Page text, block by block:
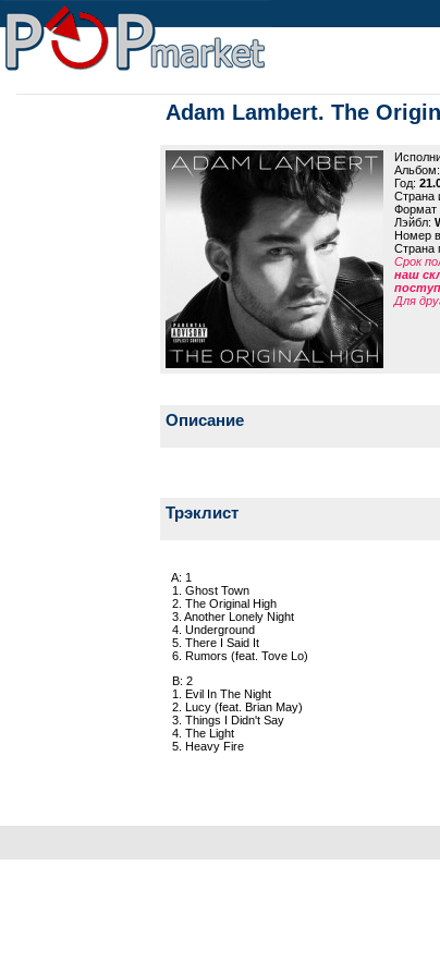
Adam Lambert. The
Альбом:
Год:
Страна
Формат
Лэйбл:
Номер в
Страна
Срок
наш
Для
Описание
Трэклист
A: 1
1. Ghost Town
2. The Original High
3. Another Lonely Night
4. Underground
5. There I Said It
6. Rumors (feat. Tove Lo)
B: 2
1. Evil In The Night
2. Lucy (feat. Brian May)
3. Things I Didn't Say
4. The Light
5. Heavy Fire